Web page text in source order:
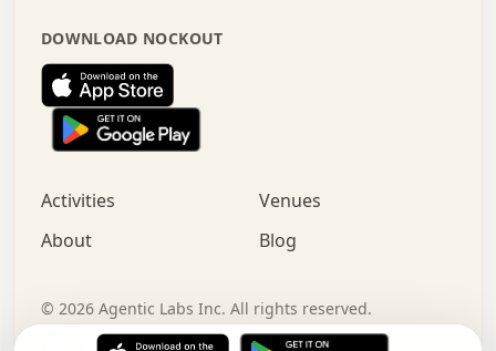
.   .   .   .   .   .   .   :   .   .   .   .   .
.   .   .   .   .   .   .   +   .   .   x   .   .
.   .   .   .   .   :   +   .   .   .   .   .   o
.   .   .   .   .   .   .   .   .   .   .   .   .
.   .   :   o   .   .   .   .   .   .   .   +   .
.   o   .   .   .   .   x   .   .   .   .   .   .
+   .   o   .   .   .   .   o   .   .   .   .
.   +   .   .   .   .   .   .   .   .   :   .   x
.   .   .   .   .   .   .   .   .   .   .   .   .   .
DOWNLOAD NOCKOUT
Activities
Venues
About
Blog
© 2026 Agentic Labs Inc. All rights reserved.